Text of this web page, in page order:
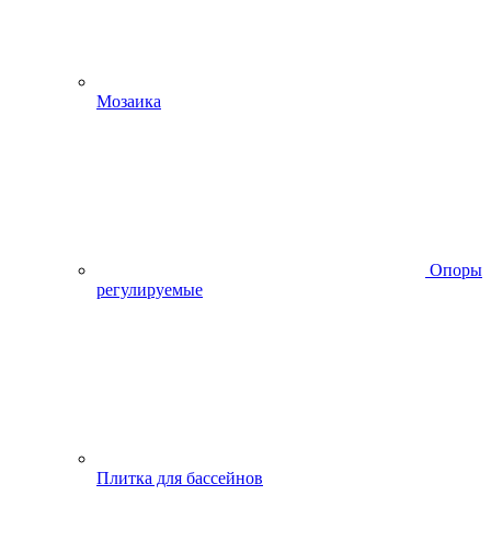
Мозаика
Опоры
регулируемые
Плитка для бассейнов